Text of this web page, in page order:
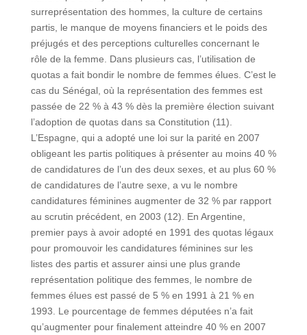
surreprésentation des hommes, la culture de certains
partis, le manque de moyens financiers et le poids des
préjugés et des perceptions culturelles concernant le
rôle de la femme. Dans plusieurs cas, l’utilisation de
quotas a fait bondir le nombre de femmes élues. C’est le
cas du Sénégal, où la représentation des femmes est
passée de 22 % à 43 % dès la première élection suivant
l’adoption de quotas dans sa Constitution (11).
L’Espagne, qui a adopté une loi sur la parité en 2007
obligeant les partis politiques à présenter au moins 40 %
de candidatures de l’un des deux sexes, et au plus 60 %
de candidatures de l’autre sexe, a vu le nombre
candidatures féminines augmenter de 32 % par rapport
au scrutin précédent, en 2003 (12). En Argentine,
premier pays à avoir adopté en 1991 des quotas légaux
pour promouvoir les candidatures féminines sur les
listes des partis et assurer ainsi une plus grande
représentation politique des femmes, le nombre de
femmes élues est passé de 5 % en 1991 à 21 % en
1993. Le pourcentage de femmes députées n’a fait
qu’augmenter pour finalement atteindre 40 % en 2007